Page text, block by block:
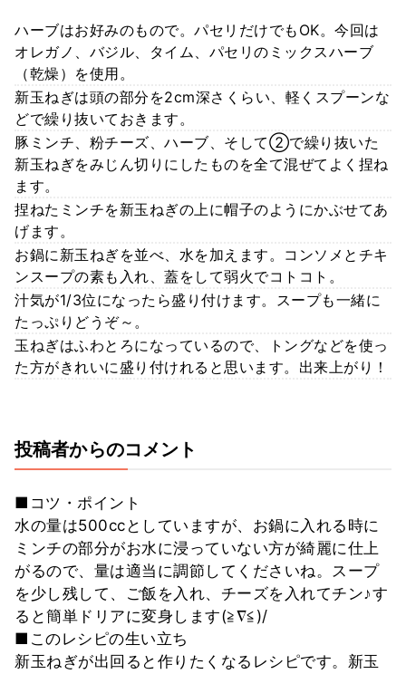
ハーブはお好みのもので。パセリだけでもOK。今回は
オレガノ、バジル、タイム、パセリのミックスハーブ
（乾燥）を使用。
新玉ねぎは頭の部分を2cm深さくらい、軽くスプーンな
どで繰り抜いておきます。
豚ミンチ、粉チーズ、ハーブ、そして②で繰り抜いた
新玉ねぎをみじん切りにしたものを全て混ぜてよく捏ね
ます。
捏ねたミンチを新玉ねぎの上に帽子のようにかぶせてあ
げます。
お鍋に新玉ねぎを並べ、水を加えます。コンソメとチキ
ンスープの素も入れ、蓋をして弱火でコトコト。
汁気が1/3位になったら盛り付けます。スープも一緒に
たっぷりどうぞ～。
玉ねぎはふわとろになっているので、トングなどを使っ
た方がきれいに盛り付けれると思います。出来上がり！
投稿者からのコメント
■コツ・ポイント
水の量は500ccとしていますが、お鍋に入れる時に
ミンチの部分がお水に浸っていない方が綺麗に仕上
がるので、量は適当に調節してくださいね。スープ
を少し残して、ご飯を入れ、チーズを入れてチン♪す
ると簡単ドリアに変身します(≧∇≦)/
■このレシピの生い立ち
新玉ねぎが出回ると作りたくなるレシピです。新玉